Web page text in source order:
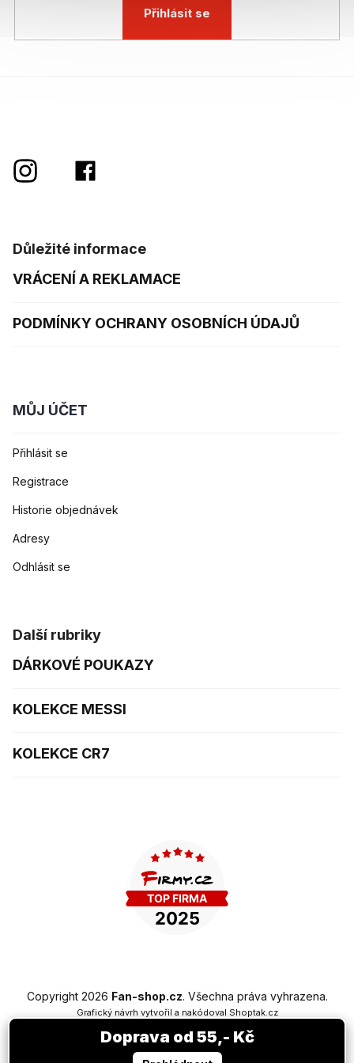
Přihlásit se
Důležité informace
VRÁCENÍ A REKLAMACE
PODMÍNKY OCHRANY OSOBNÍCH ÚDAJŮ
MŮJ ÚČET
Přihlásit se
Registrace
Historie objednávek
Adresy
Odhlásit se
Další rubriky
DÁRKOVÉ POUKAZY
KOLEKCE MESSI
KOLEKCE CR7
Vytvořil Shoptet Premium
Copyright 2026 Fan-shop.cz. Všechna práva vyhrazena.
Grafický návrh vytvořil a nakódoval Shoptak.cz
Doprava od 55,- Kč